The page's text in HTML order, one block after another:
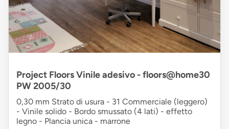
Project Floors Vinile adesivo - floors@home30
PW 2005/30
0,30 mm Strato di usura - 31 Commerciale (leggero)
- Vinile solido - Bordo smussato (4 lati) - effetto
legno - Plancia unica - marrone